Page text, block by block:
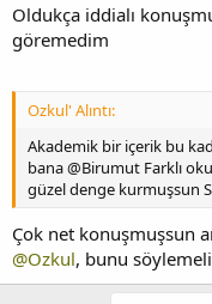
Oldukça iddialı
göremedim
Ozkul' Alıntı:
Akademik bir içerik bu
bana @Birumut Farklı
güzel denge kurmuşsun
Çok net konuşmuşsun
@Ozkul, bunu